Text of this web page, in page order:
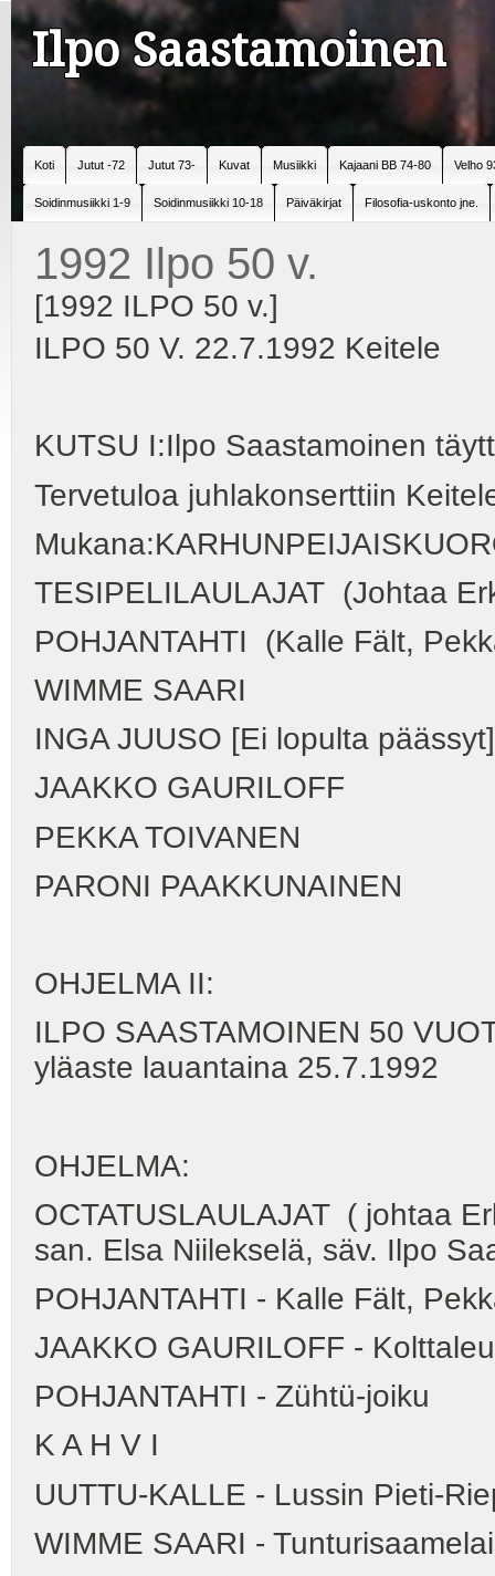
Ilpo Saastamoinen
Koti Jutut -72 Jutut 73- Kuvat Musiikki Kajaani BB 74-80 Velho
Soidinmusiikki 1-9 Soidinmusiikki 10-18 Päiväkirjat Filosofia-uskonto jne.
1992 Ilpo 50 v.
[1992 ILPO 50 v.]
ILPO 50 V. 22.7.1992 Keitele
KUTSU I:Ilpo Saastamoinen
Tervetuloa juhlakonserttiin
TESIPELILAULAJAT (Johtaa
POHJANTAHTI (Kalle Fält,
WIMME SAARI
INGA JUUSO [Ei lopulta päässyt]
JAAKKO GAURILOFF
PEKKA TOIVANEN
PARONI PAAKKUNAINEN
OHJELMA II:
ILPO SAASTAMOINEN 50
yläaste lauantaina 25.7.1992
OHJELMA:
OCTATUSLAULAJAT ( johtaa
san. Elsa Niilekselä, säv. Ilpo
POHJANTAHTI - Kalle Fält,
JAAKKO GAURILOFF -
POHJANTAHTI - Zühtü-joiku
K A H V I
UUTTU-KALLE - Lussin Pieti-
WIMME SAARI -